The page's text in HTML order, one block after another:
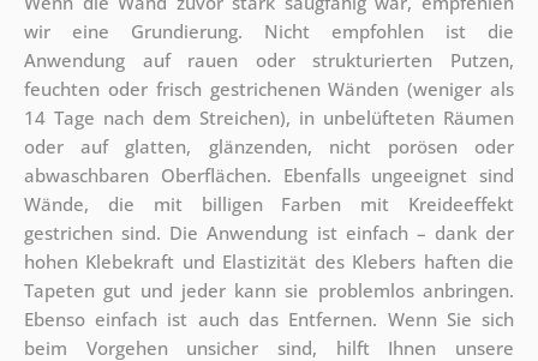
wir eine Grundierung. Nicht empfohlen ist die
Anwendung auf rauen oder strukturierten Putzen,
feuchten oder frisch gestrichenen Wänden (weniger als
14 Tage nach dem Streichen), in unbelüfteten Räumen
oder auf glatten, glänzenden, nicht porösen oder
abwaschbaren Oberflächen. Ebenfalls ungeeignet sind
Wände, die mit billigen Farben mit Kreideeffekt
gestrichen sind. Die Anwendung ist einfach – dank der
hohen Klebekraft und Elastizität des Klebers haften die
Tapeten gut und jeder kann sie problemlos anbringen.
Ebenso einfach ist auch das Entfernen. Wenn Sie sich
beim Vorgehen unsicher sind, hilft Ihnen unsere